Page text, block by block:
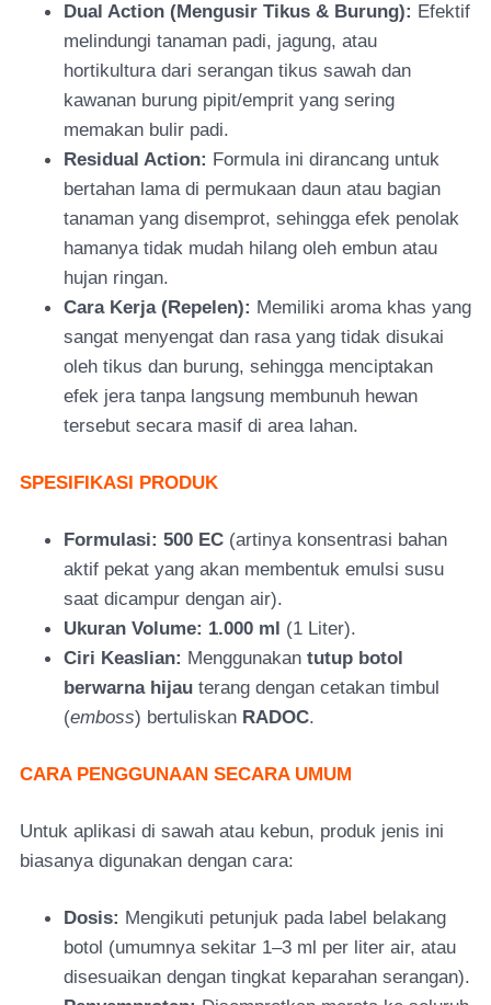
Dual Action (Mengusir Tikus & Burung): Efektif
melindungi tanaman padi, jagung, atau
hortikultura dari serangan tikus sawah dan
kawanan burung pipit/emprit yang sering
memakan bulir padi.
Residual Action: Formula ini dirancang untuk
bertahan lama di permukaan daun atau bagian
tanaman yang disemprot, sehingga efek penolak
hamanya tidak mudah hilang oleh embun atau
hujan ringan.
Cara Kerja (Repelen): Memiliki aroma khas yang
sangat menyengat dan rasa yang tidak disukai
oleh tikus dan burung, sehingga menciptakan
efek jera tanpa langsung membunuh hewan
tersebut secara masif di area lahan.
SPESIFIKASI PRODUK
Formulasi: 500 EC (artinya konsentrasi bahan
aktif pekat yang akan membentuk emulsi susu
saat dicampur dengan air).
Ukuran Volume: 1.000 ml (1 Liter).
Ciri Keaslian: Menggunakan tutup botol
berwarna hijau terang dengan cetakan timbul
(emboss) bertuliskan RADOC.
CARA PENGGUNAAN SECARA UMUM
Untuk aplikasi di sawah atau kebun, produk jenis ini
biasanya digunakan dengan cara:
Dosis: Mengikuti petunjuk pada label belakang
botol (umumnya sekitar 1–3 ml per liter air, atau
disesuaikan dengan tingkat keparahan serangan).